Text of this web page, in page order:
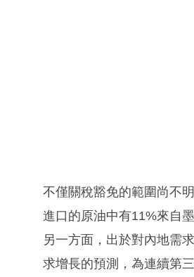
不僅關稅豁免的範圍尚不
進口的原油中有11%來自
另一方面，出於對內地需
求增長的預測，為連續第三